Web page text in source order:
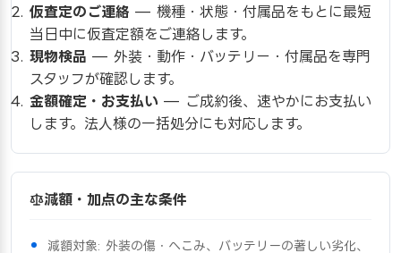
仮査定のご連絡 — 機種・状態・付属品をもとに最短
当日中に仮査定額をご連絡します。
現物検品 — 外装・動作・バッテリー・付属品を専門
スタッフが確認します。
金額確定・お支払い — ご成約後、速やかにお支払い
します。法人様の一括処分にも対応します。
減額・加点の主な条件
減額対象: 外装の傷・へこみ、バッテリーの著しい劣化、